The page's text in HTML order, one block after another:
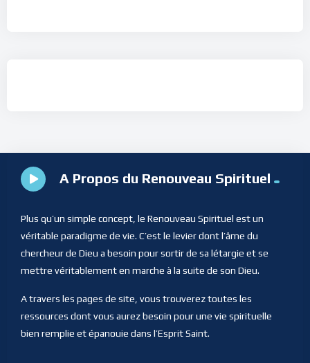
A Propos du Renouveau Spirituel
Plus qu’un simple concept, le Renouveau Spirituel est un
véritable paradigme de vie. C’est le levier dont l’âme du
chercheur de Dieu a besoin pour sortir de sa létargie et se
mettre véritablement en marche à la suite de son Dieu.
A travers les pages de site, vous trouverez toutes les
ressources dont vous aurez besoin pour une vie spirituelle
bien remplie et épanouie dans l’Esprit Saint.